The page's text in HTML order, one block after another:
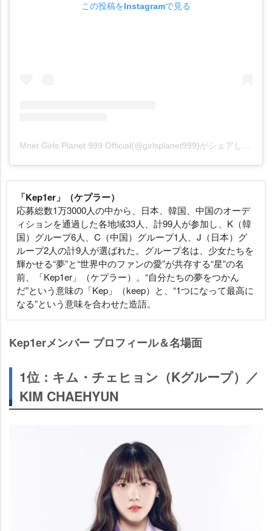
この投稿をInstagramで見る
「Kep1er」（ケプラー）
応募総数1万3000人の中から、日本、韓国、中国のオーデ
ィションを通過した各地域33人、計99人が参加し、K（韓
国）グループ6人、C（中国）グループ1人、J（日本）グ
ループ2人の計9人が選ばれた。グループ名は、少女たちを
輝かせる“夢”と“世界中のファンの愛”が共存する“星”の名
前、「Kep1er」（ケプラー）。“自分たちの夢をつかん
だ”という意味の「Kep」（keep）と、“1つになって最高に
なる”という意味を合わせた造語。
Kep1erメンバー プロフィール＆名場面
1位：キム・チェヒョン（Kグループ）／
KIM CHAEHYUN